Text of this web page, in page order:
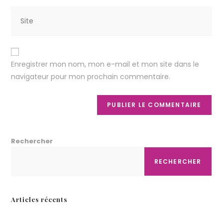
Enregistrer mon nom, mon e-mail et mon site dans le
navigateur pour mon prochain commentaire.
Rechercher
RECHERCHER
Articles récents